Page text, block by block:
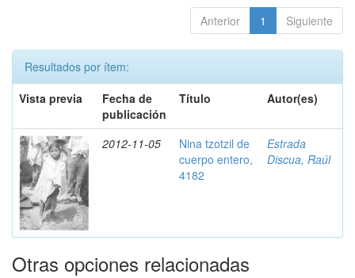
Anterior 1 Siguiente
Resultados por ítem:
Vista previa
Fecha de
publicación
Título Autor(es)
2012-11-05
Nina tzotzil de
cuerpo entero,
4182
Estrada
Discua, Raúl
Otras opciones relacionadas